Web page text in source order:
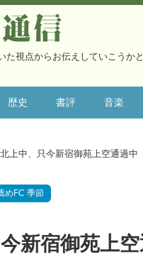
信
た視点からお伝えしていこうかと
歴史 書評 音楽
上中、只今新宿御苑上空通過中
めFC 季節
新宿御苑上